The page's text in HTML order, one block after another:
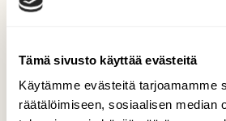
Tämä sivusto käyttää evästeitä
Käytämme evästeitä tarjoamamme
räätälöimiseen, sosiaalisen median